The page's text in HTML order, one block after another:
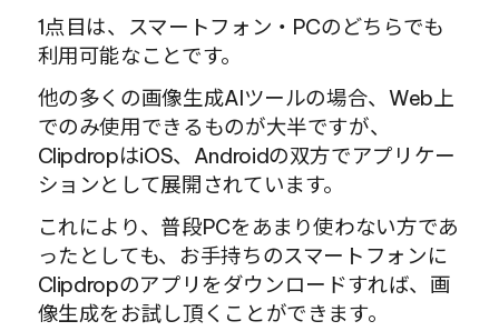
1点目は、スマートフォン・PCのどちらでも
利用可能なことです。
他の多くの画像生成AIツールの場合、Web上
でのみ使用できるものが大半ですが、
ClipdropはiOS、Androidの双方でアプリケー
ションとして展開されています。
これにより、普段PCをあまり使わない方であ
ったとしても、お手持ちのスマートフォンに
Clipdropのアプリをダウンロードすれば、画
像生成をお試し頂くことができます。